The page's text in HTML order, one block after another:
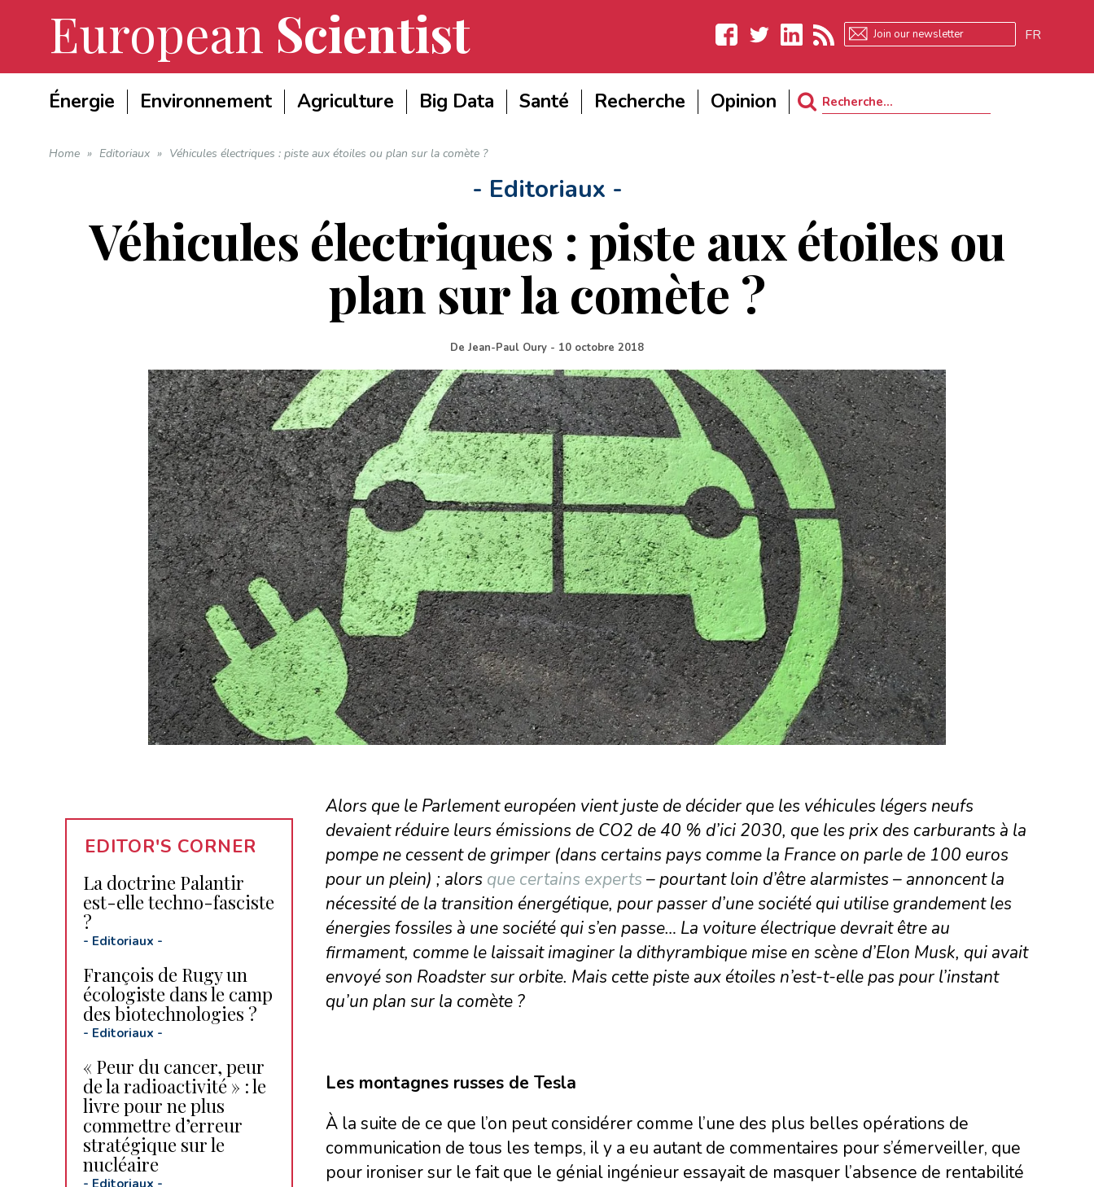
European Scientist
LinkedIn
FR
Énergie Environnement Agriculture Big Data Santé Recherche Opinion
Search
Home » Editoriaux » Véhicules électriques : piste aux étoiles ou plan sur la comète ?
- Editoriaux -
Véhicules électriques : piste aux étoiles ou
plan sur la comète ?
De Jean-Paul Oury - 10 octobre 2018
Alors que le Parlement européen vient juste de décider que les véhicules légers neufs
devaient réduire leurs émissions de CO2 de 40 % d’ici 2030, que les prix des carburants à la
pompe ne cessent de grimper (dans certains pays comme la France on parle de 100 euros
pour un plein) ; alors que certains experts – pourtant loin d’être alarmistes – annoncent la
nécessité de la transition énergétique, pour passer d’une société qui utilise grandement les
énergies fossiles à une société qui s’en passe… La voiture électrique devrait être au
firmament, comme le laissait imaginer la dithyrambique mise en scène d’Elon Musk, qui avait
envoyé son Roadster sur orbite. Mais cette piste aux étoiles n’est-t-elle pas pour l’instant
qu’un plan sur la comète ?
Les montagnes russes de Tesla
À la suite de ce que l’on peut considérer comme l’une des plus belles opérations de
communication de tous les temps, il y a eu autant de commentaires pour s’émerveiller, que
pour ironiser sur le fait que le génial ingénieur essayait de masquer l’absence de rentabilité
EDITOR'S CORNER
La doctrine Palantir
est-elle techno-fasciste
?
- Editoriaux -
François de Rugy un
écologiste dans le camp
des biotechnologies ?
- Editoriaux -
« Peur du cancer, peur
de la radioactivité » : le
livre pour ne plus
commettre d’erreur
stratégique sur le
nucléaire
- Editoriaux -